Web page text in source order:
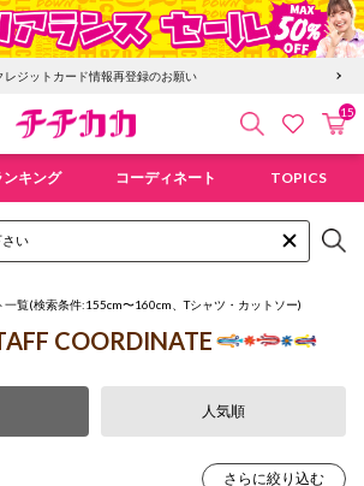
レジットカード情報再登録のお願い
検索 お気にカ
15
ンキング コーディネート TOPICS
一覧(検索条件:155cm〜160cm、Tシャツ・カットソー)
COORDINATE
人気順
さらに絞り込む